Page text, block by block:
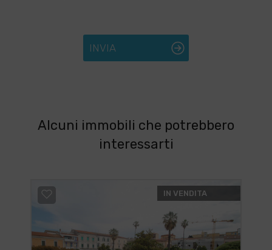
INVIA
Alcuni immobili che potrebbero
interessarti
IN VENDITA